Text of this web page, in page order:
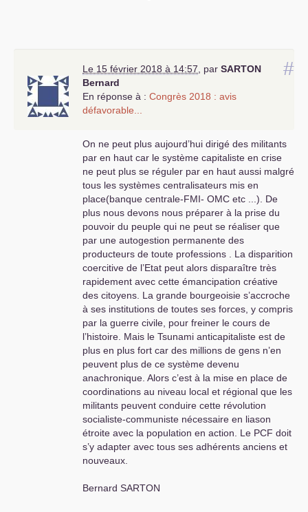
#
Le 15 février 2018 à 14:57 par SARTON
Bernard
En réponse à : Congrès 2018 : avis
défavorable...
On ne peut plus aujourd’hui dirigé des militants
par en haut car le système capitaliste en crise
ne peut plus se réguler par en haut aussi malgré
tous les systèmes centralisateurs mis en
place(banque centrale-FMI- OMC etc ...). De
plus nous devons nous préparer à la prise du
pouvoir du peuple qui ne peut se réaliser que
par une autogestion permanente des
producteurs de toute professions . La disparition
coercitive de l’Etat peut alors disparaître très
rapidement avec cette émancipation créative
des citoyens. La grande bourgeoisie s’accroche
à ses institutions de toutes ses forces, y compris
par la guerre civile, pour freiner le cours de
l’histoire. Mais le Tsunami anticapitaliste est de
plus en plus fort car des millions de gens n’en
peuvent plus de ce système devenu
anachronique. Alors c’est à la mise en place de
coordinations au niveau local et régional que les
militants peuvent conduire cette révolution
socialiste-communiste nécessaire en liason
étroite avec la population en action. Le PCF doit
s’y adapter avec tous ses adhérents anciens et
nouveaux.
Bernard SARTON